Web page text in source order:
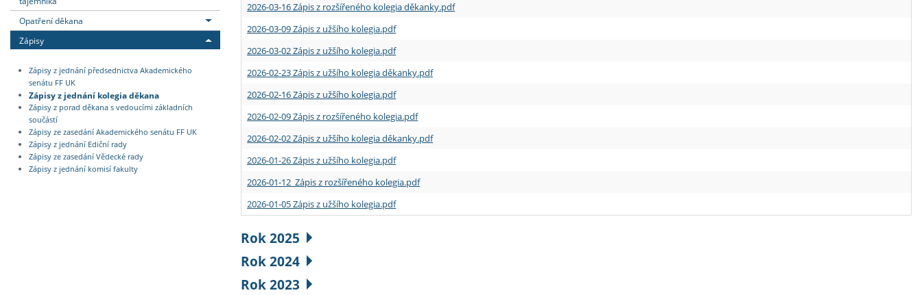
Opatření děkana
Zápisy
Zápisy z jednání předsednictva Akademického
senátu FF UK
Zápisy z jednání kolegia děkana
Zápisy z porad děkana s vedoucími základních
součástí
Zápisy ze zasedání Akademického senátu FF UK
Zápisy z jednání Ediční rady
Zápisy ze zasedání Vědecké rady
Zápisy z jednání komisí fakulty
2026-03-16 Zápis z rozšířeného kolegia děkanky.pdf
2026-03-09 Zápis z užšího kolegia.pdf
2026-03-02 Zápis z užšího kolegia.pdf
2026-02-23 Zápis z užšího kolegia děkanky.pdf
2026-02-16 Zápis z užšího kolegia.pdf
2026-02-09 Zápis z rozšířeného kolegia.pdf
2026-02-02 Zápis z užšího kolegia děkanky.pdf
2026-01-26 Zápis z užšího kolegia.pdf
2026-01-12 Zápis z rozšířeného kolegia.pdf
2026-01-05 Zápis z užšího kolegia.pdf
Rok 2025
Rok 2024
Rok 2023